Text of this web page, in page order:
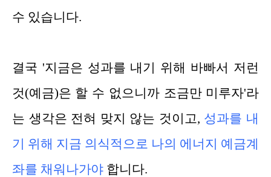
수 있습니다.
결국 '지금은 성과를 내기 위해 바빠서 저런
것(예금)은 할 수 없으니까 조금만 미루자'라
는 생각은 전혀 맞지 않는 것이고, 성과를 내
기 위해 지금 의식적으로 나의 에너지 예금계
좌를 채워나가야 합니다.